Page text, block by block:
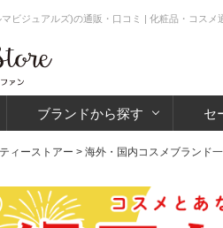
ビジュアルズ)の通販・口コミ | 化粧品・コスメ
ブランドから探す セ
ィーストアー > 海外・国内コスメブランド